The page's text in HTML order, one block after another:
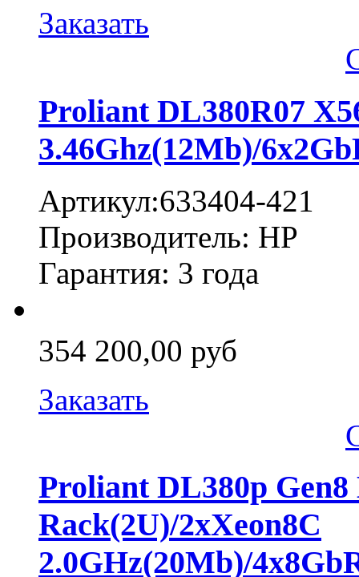
Заказать
Proliant DL380R07
3.46Ghz(12Mb)/
Артикул:633404-421
Производитель: HP
Гарантия: 3 года
354 200,00 руб
Заказать
Proliant DL380p Gen8
Rack(2U)/2xXeon8C
2.0GHz(20Mb)/